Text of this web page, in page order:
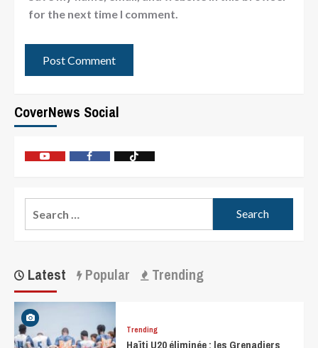
for the next time I comment.
CoverNews Social
Latest Popular Trending
Trending
Haïti U20 éliminée : les Grenadiers